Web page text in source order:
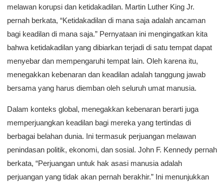
melawan korupsi dan ketidakadilan. Martin Luther King Jr.
pernah berkata, “Ketidakadilan di mana saja adalah ancaman
bagi keadilan di mana saja.” Pernyataan ini mengingatkan kita
bahwa ketidakadilan yang dibiarkan terjadi di satu tempat dapat
menyebar dan mempengaruhi tempat lain. Oleh karena itu,
menegakkan kebenaran dan keadilan adalah tanggung jawab
bersama yang harus diemban oleh seluruh umat manusia.
Dalam konteks global, menegakkan kebenaran berarti juga
memperjuangkan keadilan bagi mereka yang tertindas di
berbagai belahan dunia. Ini termasuk perjuangan melawan
penindasan politik, ekonomi, dan sosial. John F. Kennedy pernah
berkata, “Perjuangan untuk hak asasi manusia adalah
perjuangan yang tidak akan pernah berakhir.” Ini menunjukkan